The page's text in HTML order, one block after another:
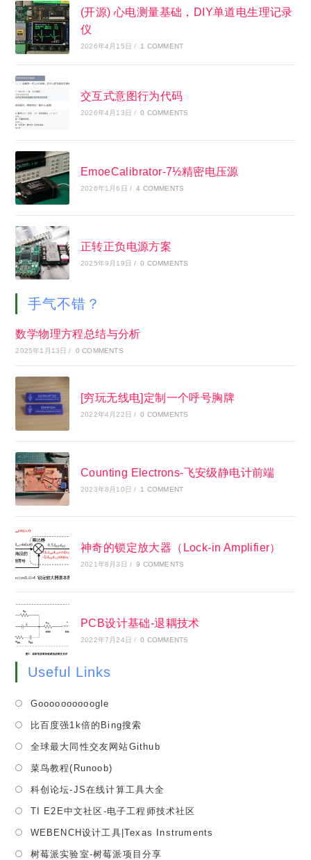
(开源) 心电测量基础，DIY单道电生理记录
仪
2026年4月15日 / 1 COMMENT
交互式意图行为代码
2026年4月13日 / 0 COMMENTS
EmoeCalibrator-7½精密电压源
2026年1月6日 / 4 COMMENTS
正转正负电源方案
2025年9月19日 / 0 COMMENTS
手气不错？
数学物理方程总结与分析
2025年1月13日 / 0 COMMENTS
[穷玩无线电]定制一个呼号胸牌
2022年4月22日 / 0 COMMENTS
Counting Electrons-飞安级静电计前端
2023年8月10日 / 1 COMMENT
神奇的锁定放大器（Lock-in Amplifier）
2021年8月3日 / 9 COMMENTS
PCB设计基础-退耦技术
2022年7月24日 / 0 COMMENTS
Useful Links
Goooooooooogle
new
tab
比百度强1k倍的Bing搜索
tab
全球最大同性交友网站GithubOpens
new
tab
菜鸟教程(Runoob)
a
new
tab
科创论坛-JS在线计算工具大全
a
new
TI E2E中文社区-电子工程师技术社区
WEBENCH设计工具|Texas Instruments
树莓派实验室-树莓派项目分享